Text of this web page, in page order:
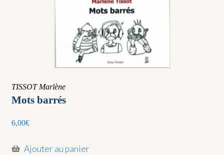
TISSOT Marlène
Mots barrés
6,00€
Ajouter au panier